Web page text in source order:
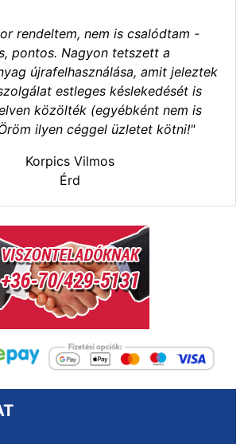
rendeltem, nem is csalódtam -
pontos. Nagyon tetszett a
újrafelhasználása, amit jeleztek
estleges késlekedését is
közölték (egyébként nem is
ilyen céggel üzletet kötni!"
Korpics Vilmos
Érd